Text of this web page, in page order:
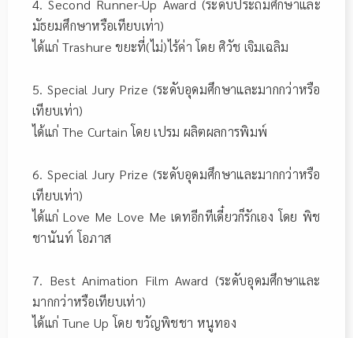
4. Second Runner-Up Award (ระดับประถมศึกษาและ
มัธยมศึกษาหรือเทียบเท่า)
ได้แก่ Trashure ขยะที่(ไม่)ไร้ค่า โดย ศิวัช เจิมเฉลิม
5. Special Jury Prize (ระดับอุดมศึกษาและมากกว่าหรือ
เทียบเท่า)
ได้แก่ The Curtain โดย เปรม ผลิตผลการพิมพ์
6. Special Jury Prize (ระดับอุดมศึกษาและมากกว่าหรือ
เทียบเท่า)
ได้แก่ Love Me Love Me เดทอีกทีเดี๋ยวก็รักเอง โดย พิช
ชานันท์ โอภาส
7. Best Animation Film Award (ระดับอุดมศึกษาและ
มากกว่าหรือเทียบเท่า)
ได้แก่ Tune Up โดย ขวัญพิชชา หนูทอง